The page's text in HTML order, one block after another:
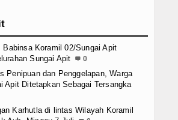
Babinsa Koramil 02/Sungai Apit
Sungai Apit
0
Penipuan dan Penggelapan, Warga
Apit Ditetapkan Sebagai Tersangka
Karhutla di lintas Wilayah Koramil